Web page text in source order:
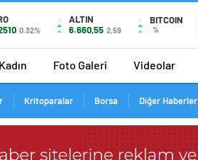
0.32%
ALTIN
6.660,55 2,59
BITCOIN
%
Kadın Foto Galeri Videolar
Kritoparalar Borsa Diğer Haberler